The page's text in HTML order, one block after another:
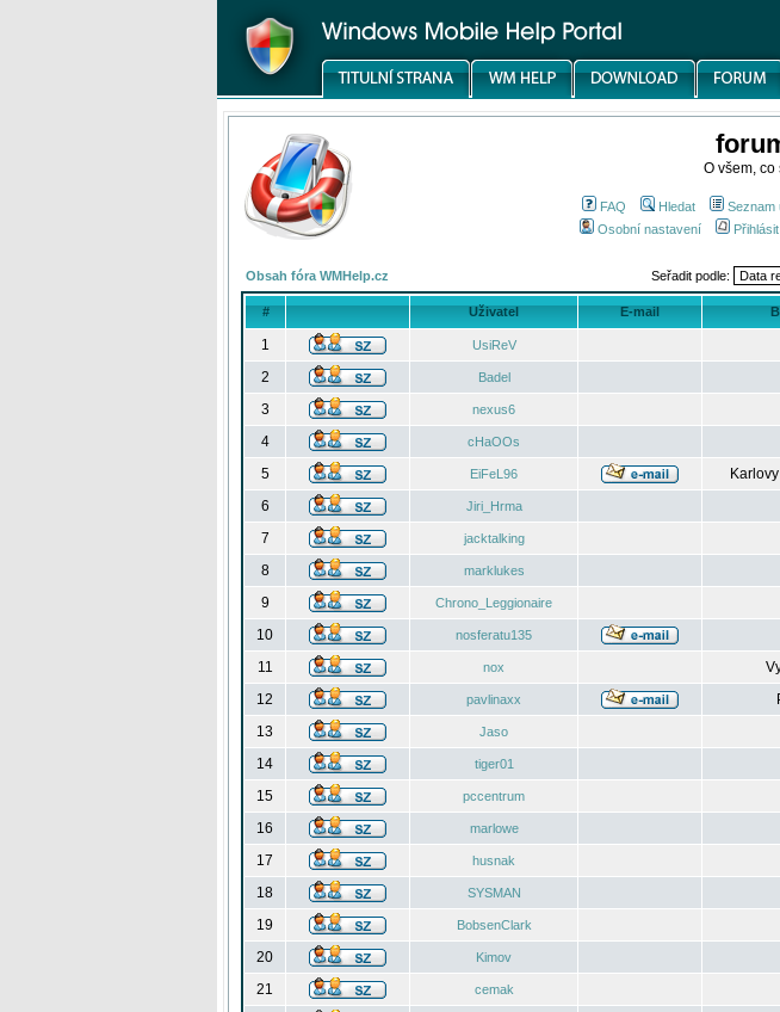
O všem,
FAQ Hledat Seznam
Osobní nastavení
Obsah fóra WMHelp.cz Seřadit podle:
# Uživatel E-mail
1 UsiReV
2
Badel
3
nexus6
4
cHaOOs
5
EiFeL96
6
Jiri_Hrma
7
jacktalking
8
marklukes
9
Chrono_Leggionaire
10
nosferatu135
11
nox
12
pavlinaxx
13
Jaso
14
tiger01
15
pccentrum
16
marlowe
17
husnak
18
SYSMAN
19
BobsenClark
20
Kimov
21
cemak